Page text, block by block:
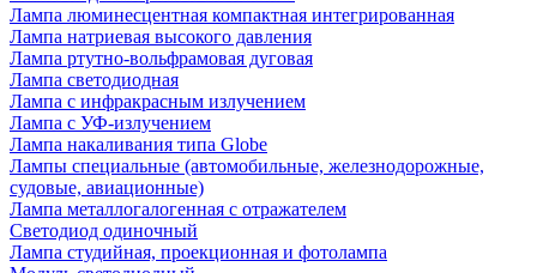
Лампа люминесцентная компактная интегрированная
Лампа натриевая высокого давления
Лампа ртутно-вольфрамовая дуговая
Лампа светодиодная
Лампа с инфракрасным излучением
Лампа с УФ-излучением
Лампа накаливания типа Globe
Лампы специальные (автомобильные, железнодорожные,
судовые, авиационные)
Лампа металлогалогенная с отражателем
Светодиод одиночный
Лампа студийная, проекционная и фотолампа